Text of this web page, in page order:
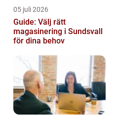
05 juli 2026
Guide: Välj rätt
magasinering i Sundsvall
för dina behov